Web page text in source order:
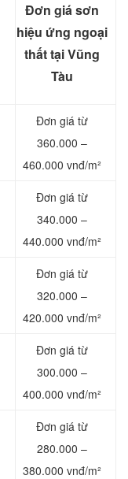
Đơn giá sơn
hiệu ứng ngoại
thất tại Vũng
Tàu
Đơn giá từ
360.000 –
460.000 vnđ/m²
Đơn giá từ
340.000 –
440.000 vnđ/m²
Đơn giá từ
320.000 –
420.000 vnđ/m²
Đơn giá từ
300.000 –
400.000 vnđ/m²
Đơn giá từ
280.000 –
380.000 vnđ/m²